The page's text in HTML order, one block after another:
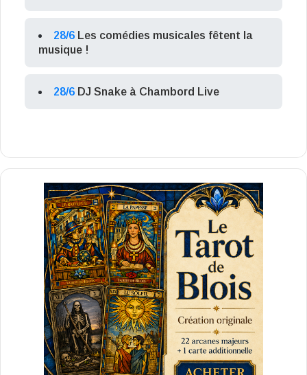
28/6 Les comédies musicales fêtent la
musique !
28/6 DJ Snake à Chambord Live